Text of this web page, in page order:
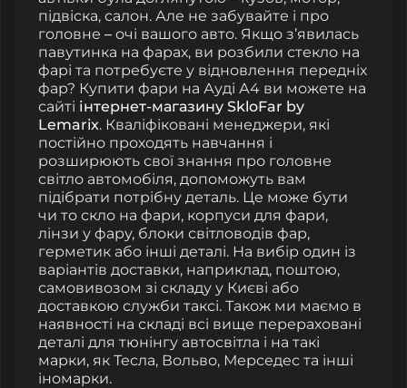
підвіска, салон. Але не забувайте і про
головне – очі вашого авто. Якщо з’явилась
павутинка на фарах, ви розбили стекло на
фарі та потребуєте у відновлення передніх
фар? Купити фари на Ауді А4 ви можете на
сайті інтернет-магазину SkloFar by
Lemarix. Кваліфіковані менеджери, які
постійно проходять навчання і
розширюють свої знання про головне
світло автомобіля, допоможуть вам
підібрати потрібну деталь. Це може бути
чи то скло на фари, корпуси для фари,
лінзи у фару, блоки світловодів фар,
герметик або інші деталі. На вибір один із
варіантів доставки, наприклад, поштою,
самовивозом зі складу у Києві або
доставкою служби таксі. Також ми маємо в
наявності на складі всі вище перераховані
деталі для тюнінгу автосвітла і на такі
марки, як Тесла, Вольво, Мерседес та інші
іномарки.